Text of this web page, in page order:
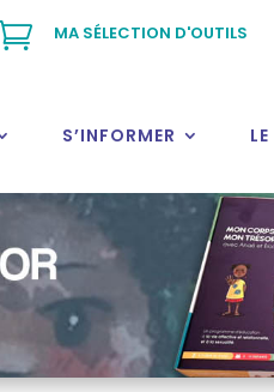
 MA SÉLECTION D'OUTILS
S’INFORMER